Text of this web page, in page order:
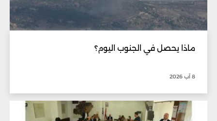
ماذا يحصل في الجنوب اليوم؟
8 آب 2026